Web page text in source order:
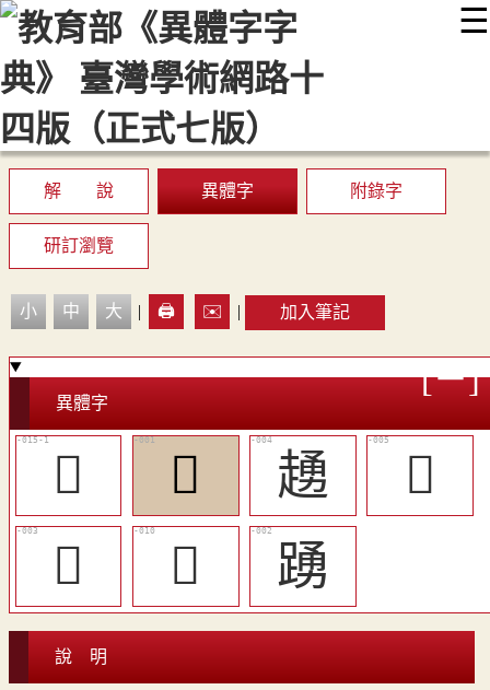
☰
::: 最新消息 常見問題 編輯說明
顯示模式
網站導覽
解 說 異體字 附錄字
研訂瀏覽
小 中 大 | 🖨️ ✉️ | 加入筆記
異體字
󸱻 𧻹 䞻
󸱹
󸱸
󸱺 踴
說 明